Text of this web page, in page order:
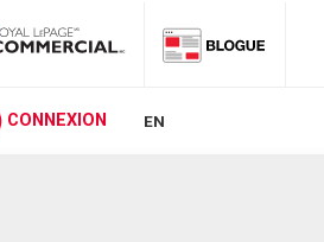
CONNEXION EN